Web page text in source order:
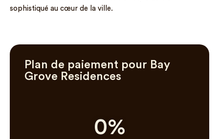
sophistiqué au cœur de la ville.
Plan de paiement pour Bay
Grove Residences
0%